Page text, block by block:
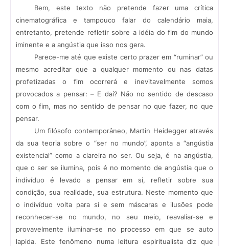
Bem, este texto não pretende fazer uma crítica
cinematográfica e tampouco falar do calendário maia,
entretanto, pretende refletir sobre a idéia do fim do mundo
iminente e a angústia que isso nos gera.
Parece-me até que existe certo prazer em “ruminar” ou
mesmo acreditar que a qualquer momento ou nas datas
profetizadas o fim ocorrerá e inevitavelmente somos
provocados a pensar: – E daí? Não no sentido de descaso
com o fim, mas no sentido de pensar no que fazer, no que
pensar.
Um filósofo contemporâneo, Martin Heidegger através
da sua teoria sobre o “ser no mundo”, aponta a “angústia
existencial” como a clareira no ser. Ou seja, é na angústia,
que o ser se ilumina, pois é no momento de angústia que o
indivíduo é levado a pensar em si, refletir sobre sua
condição, sua realidade, sua estrutura. Neste momento que
o indivíduo volta para si e sem máscaras e ilusões pode
reconhecer-se no mundo, no seu meio, reavaliar-se e
provavelmente iluminar-se no processo em que se auto
lapida. Este fenômeno numa leitura espiritualista diz que